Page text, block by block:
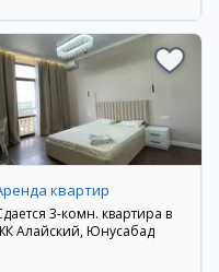
квартир
3-комн. квартира в
Алайский, Юнусабад